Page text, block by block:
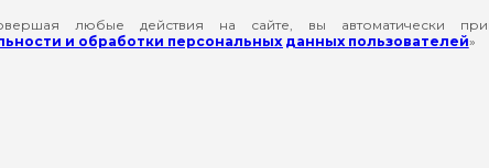
любые действия на сайте, вы автоматически
и обработки персональных данных пользователей»